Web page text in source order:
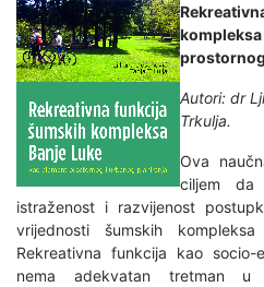
kompleksa
Autori: dr
Trkulja.
Ova
ciljem da
istraženost i razvijenost
vrijednosti šumskih
Rekreativna funkcija kao
nema adekvatan tretman u